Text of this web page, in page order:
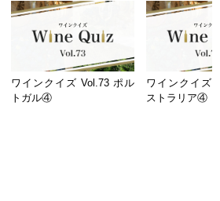
ワインクイズ Vol.73 ポル
トガル④
ワインクイズ
ストラリア④